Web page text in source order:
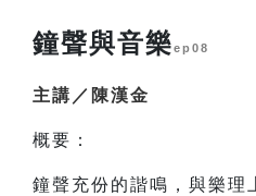
鐘聲與音樂ep08
主講／陳漢金
概要：
鐘聲充份的諧鳴，與樂理